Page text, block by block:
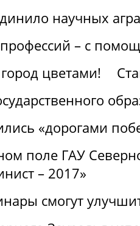
научных
– с
цветами!
«дорогами
поле ГАУ
– 2017»
смогут